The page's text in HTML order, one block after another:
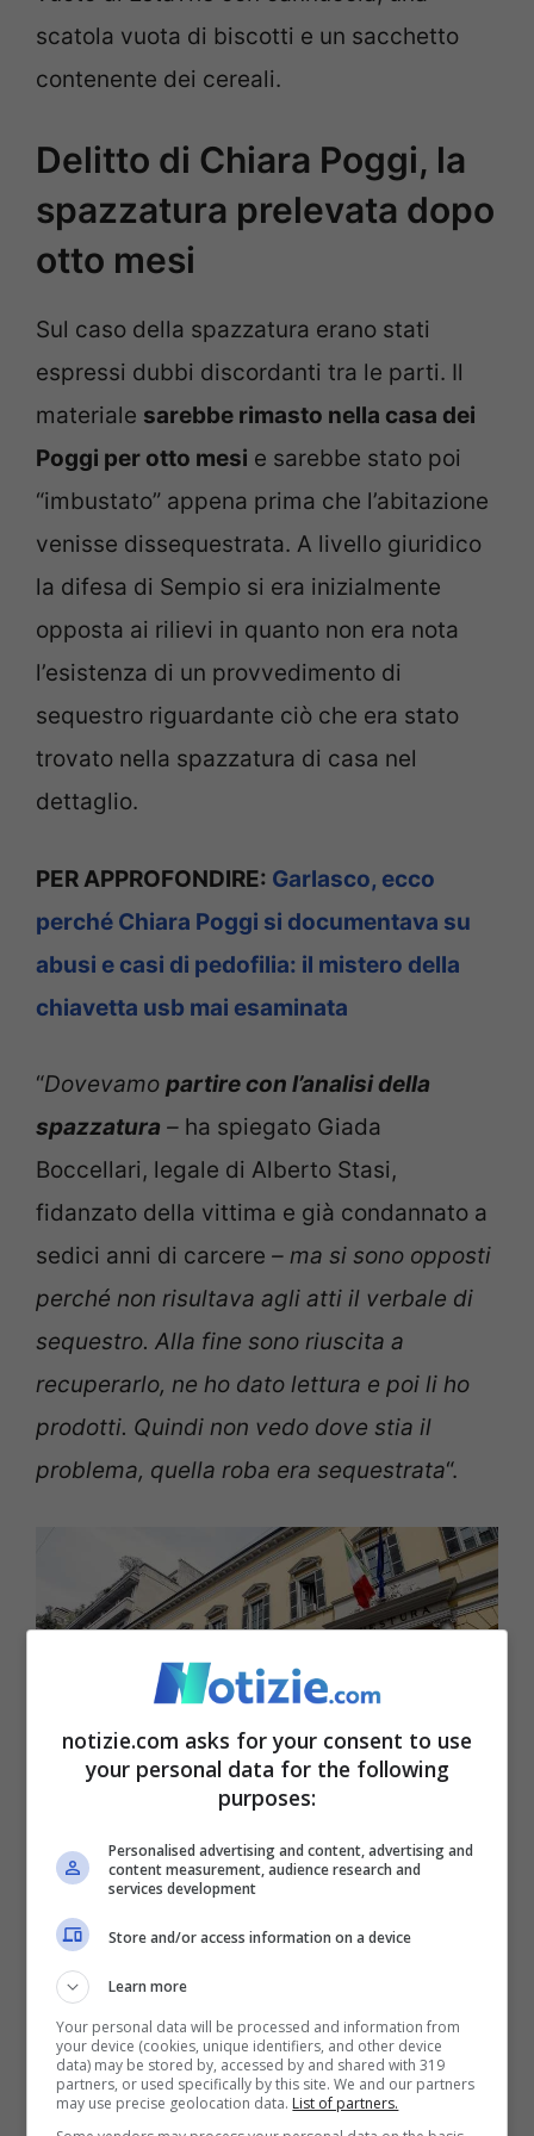
scatola vuota di biscotti e un sacchetto
contenente dei cereali.
Delitto di Chiara Poggi, la
spazzatura prelevata dopo
otto mesi
Sul caso della spazzatura erano stati
espressi dubbi discordanti tra le parti. Il
materiale sarebbe rimasto nella casa dei
Poggi per otto mesi e sarebbe stato poi
“imbustato” appena prima che l’abitazione
venisse dissequestrata. A livello giuridico
la difesa di Sempio si era inizialmente
opposta ai rilievi in quanto non era nota
l’esistenza di un provvedimento di
sequestro riguardante ciò che era stato
trovato nella spazzatura di casa nel
dettaglio.
PER APPROFONDIRE: Garlasco, ecco
perché Chiara Poggi si documentava su
abusi e casi di pedofilia: il mistero della
chiavetta usb mai esaminata
“Dovevamo partire con l’analisi della
spazzatura – ha spiegato Giada
Boccellari, legale di Alberto Stasi,
fidanzato della vittima e già condannato a
sedici anni di carcere – ma si sono opposti
perché non risultava agli atti il verbale di
sequestro. Alla fine sono riuscita a
recuperarlo, ne ho dato lettura e poi li ho
prodotti. Quindi non vedo dove stia il
problema, quella roba era sequestrata“.
Delitto di Chiara Poggi, la spazzatura prelevata dopo otto
mesi (ANSA FOTO) – Notizie.com
Gli esperti sono al lavoro dunque sul
contenuto del bidoncino posto in cucina.
L’ipotesi di inquirenti ed investigatori è che
Chiara Poggi possa aver fatto colazione
notizie.com asks for your consent to use
your personal data for the following
purposes:
Personalised advertising and content, advertising and
content measurement, audience research and
services development
Store and/or access information on a device
Learn more
Your personal data will be processed and information from
your device (cookies, unique identifiers, and other device
data) may be stored by, accessed by and shared with 319
partners, or used specifically by this site. We and our partners
may use precise geolocation data. List of partners.